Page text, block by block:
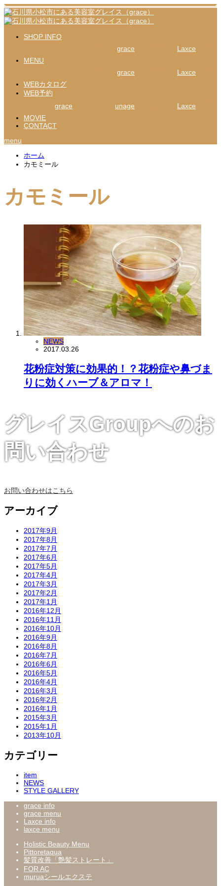
SHOP INFO
grace
Laxce
MENU
grace
Laxce
WEBカタログ
WEB予約
grace
unage
Laxce
MOVIE
CONTACT
menu
ホーム
カモミール
カモミール
NEWS
2017.03.26
花粉症対策に効果的！？花粉症や鼻づま
りに効くハーブ＆アロマ！
グレイスGroupへのお
問い合わせ
お問い合わせはこちら
アーカイブ
2017年9月
2017年8月
2017年7月
2017年6月
2017年5月
2017年4月
2017年3月
2017年2月
2017年1月
2016年12月
2016年11月
2016年10月
2016年9月
2016年8月
2016年7月
2016年6月
2016年5月
2016年4月
2016年3月
2016年2月
2016年1月
2015年3月
2015年1月
2013年10月
カテゴリー
item
NEWS
STYLE GALLERY
grace info
grace menu
Laxce info
laxce menu
Holistic Beauty Menu
Pittoretaqua
髪質改善「艶髪ストレート」
FOR AC
muruaシールエクステ